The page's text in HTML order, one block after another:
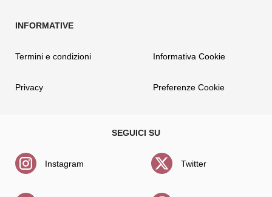
Termini e condizioni
Privacy
Informativa Cookie
Preferenze Cookie
Instagram Twitter